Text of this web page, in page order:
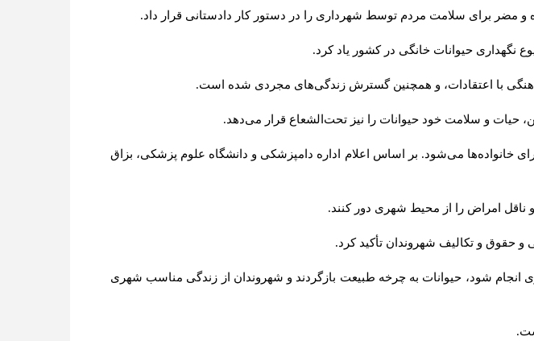
و مضر برای سلامت مردم توسط شهرداری را در دستور کار دادستانی قرار داد.
حیوانات خانگی در کشور یاد کرد.
با اعتقادات، و همچنین گسترش زندگی‌های مجردی شده است.
حیات و سلامت خود حیوانات را نیز تحت‌الشعاع قرار می‌دهد.
خانواده‌ها می‌شود. بر اساس اعلام اداره دامپزشکی و دانشگاه علوم پزشکی، بزاق
ناقل امراض را از محیط شهری دور کنند.
و حقوق و تکالیف شهروندان تأکید کرد.
انجام شود، حیوانات به چرخه طبیعت بازگردند و شهروندان از زندگی مناسب شهری